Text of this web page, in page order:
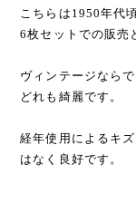
こちらは1950年代
6枚セットでの販売
ヴィンテージなら
どれも綺麗です。
経年使用によるキ
はなく良好です。